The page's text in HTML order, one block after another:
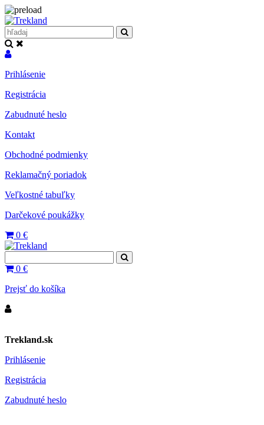
Prihlásenie
Registrácia
Zabudnuté heslo
Kontakt
Obchodné podmienky
Reklamačný poriadok
Veľkostné tabuľky
Darčekové poukážky
0 €
0 €
Prejsť do košíka
Trekland.sk
Prihlásenie
Registrácia
Zabudnuté heslo